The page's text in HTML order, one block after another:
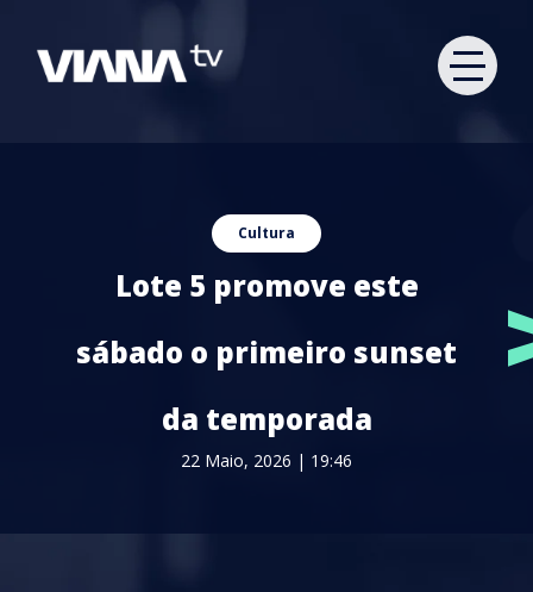
Cultura
Lote 5 promove este
sábado o primeiro sunset
da temporada
22 Maio, 2026 | 19:46